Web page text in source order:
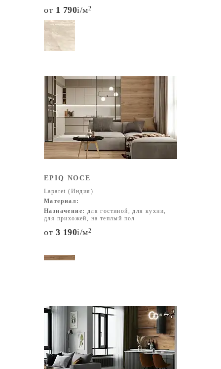
от 1 790i/м2
EPIQ NOCE
Laparet (Индия)
Материал:
Назначение: для гостиной, для кухни,
для прихожей, на теплый пол
от 3 190i/м2